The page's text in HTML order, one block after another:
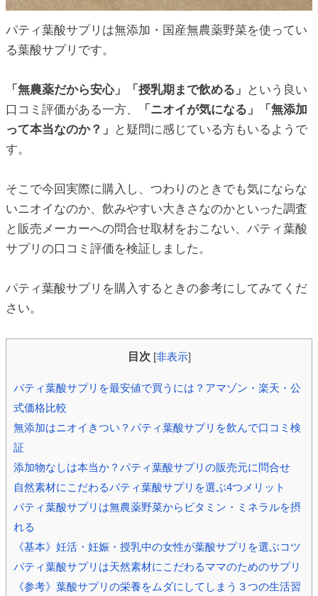
パティ葉酸サプリは無添加・国産無農薬野菜を使ってい
る葉酸サプリです。
「無農薬だから安心」「授乳期まで飲める」
という良い
口コミ評価がある一方、
「ニオイが気になる」「無添加
って本当なのか？」
と疑問に感じている方もいるようで
す。
そこで今回実際に購入し、つわりのときでも気にならな
いニオイなのか、飲みやすい大きさなのかといった調査
と販売メーカーへの問合せ取材をおこない、パティ葉酸
サプリの口コミ評価を検証しました。
パティ葉酸サプリを購入するときの参考にしてみてくだ
さい。
目次 [非表示]
パティ葉酸サプリを最安値で買うには？アマゾン・楽天・公
式価格比較
無添加はニオイきつい？パティ葉酸サプリを飲んで口コミ検
証
添加物なしは本当か？パティ葉酸サプリの販売元に問合せ
自然素材にこだわるパティ葉酸サプリを選ぶ4つメリット
パティ葉酸サプリは無農薬野菜からビタミン・ミネラルを摂
れる
《基本》妊活・妊娠・授乳中の女性が葉酸サプリを選ぶコツ
パティ葉酸サプリは天然素材にこだわるママのためのサプリ
《参考》葉酸サプリの栄養をムダにしてしまう３つの生活習
antiaging/wp-
antiaging/wp-
antiaging/wp-